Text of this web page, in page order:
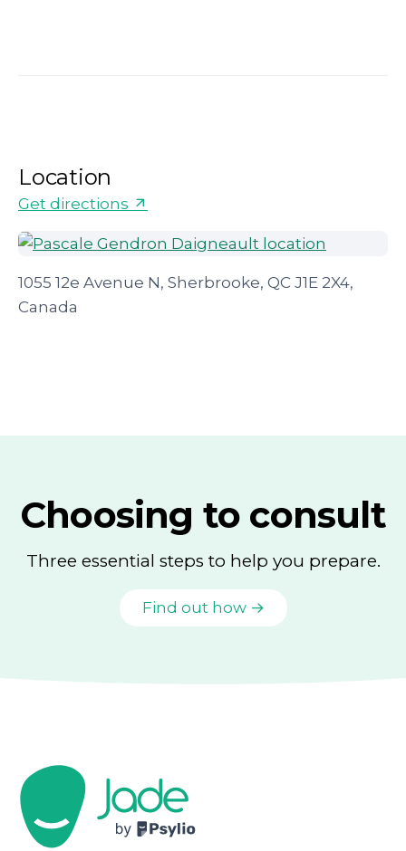
Location
Get directions
1055 12e Avenue N, Sherbrooke, QC J1E 2X4,
Canada
Choosing to consult
Three essential steps to help you prepare.
Find out how →